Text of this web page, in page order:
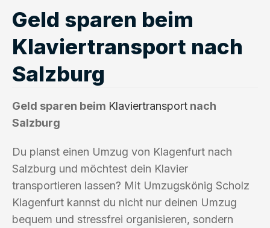
Geld sparen beim
Klaviertransport nach
Salzburg
Geld sparen beim Klaviertransport nach
Salzburg
Du planst einen Umzug von Klagenfurt nach
Salzburg und möchtest dein Klavier
transportieren lassen? Mit Umzugskönig Scholz
Klagenfurt kannst du nicht nur deinen Umzug
bequem und stressfrei organisieren, sondern